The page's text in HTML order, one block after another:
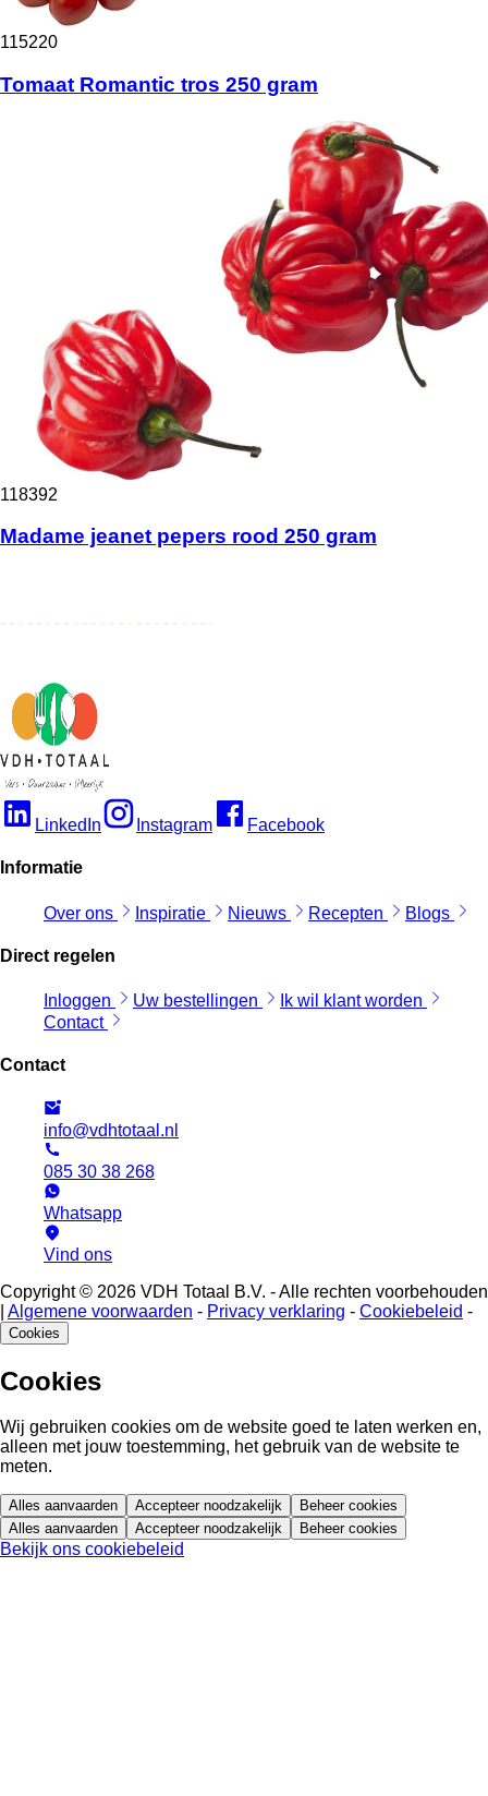
115220
Tomaat Romantic tros 250 gram
118392
Madame jeanet pepers rood 250 gram
LinkedIn Instagram Facebook
Informatie
Over ons Inspiratie Nieuws Recepten Blogs
Direct regelen
Inloggen Uw bestellingen
Ik wil klant worden
Contact
Contact
info@vdhtotaal.nl
085 30 38 268
Whatsapp
Vind ons
Copyright © 2026 VDH Totaal B.V. - Alle rechten voorbehouden
Algemene voorwaarden - Privacy verklaring - Cookiebeleid -
Cookies
Cookies
Wij gebruiken cookies om de website goed te laten werken en,
alleen met jouw toestemming, het gebruik van de website te
meten.
Alles aanvaarden Accepteer noodzakelijk
Beheer cookies
Alles aanvaarden
Accepteer noodzakelijk Beheer cookies
Bekijk ons cookiebeleid